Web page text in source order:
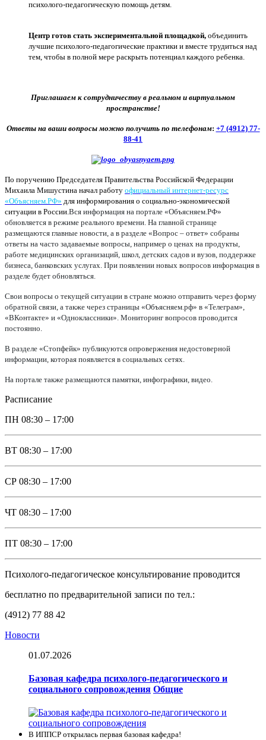
психолого-педагогическую помощь детям.
Центр готов стать экспериментальной площадкой, объединить
лучшие психолого-педагогические практики и вместе трудиться над
тем, чтобы в полной мере раскрыть потенциал каждого ребенка.
Приглашаем к сотрудничеству в реальном и виртуальном
пространстве!
Ответы на ваши вопросы можно получить по телефонам: +7 (4912) 77-
88-41
По поручению Председателя Правительства Российской Федерации
Михаила Мишустина начал работу официальный интернет-ресурс
«Объясняем.РФ» для информирования о социально-экономической
ситуации в России. Вся информация на портале «Объясняем.РФ»
обновляется в режиме реального времени. На главной странице
размещаются главные новости, а в разделе «Вопрос – ответ» собраны
ответы на часто задаваемые вопросы, например о ценах на продукты,
работе медицинских организаций, школ, детских садов и вузов, поддержке
бизнеса, банковских услугах. При появлении новых вопросов информация в
разделе будет обновляться.
Свои вопросы о текущей ситуации в стране можно отправить через форму
обратной связи, а также через страницы «Объясняем.рф» в «Телеграм»,
«ВКонтакте» и «Одноклассники». Мониторинг вопросов проводится
постоянно.
В разделе «Стопфейк» публикуются опровержения недостоверной
информации, которая появляется в социальных сетях.
На портале также размещаются памятки, инфографики, видео.
Расписание
ПН 08:30 – 17:00
ВТ 08:30 – 17:00
СР 08:30 – 17:00
ЧТ 08:30 – 17:00
ПТ 08:30 – 17:00
Психолого-педагогическое консультирование проводится
бесплатно по предварительной записи по тел.:
(4912) 77 88 42
Новости
01.07.2026
Базовая кафедра психолого-педагогического и
социального сопровождения Общие
В ИППСР открылась первая базовая кафедра!